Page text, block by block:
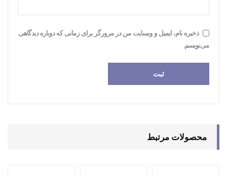
ذخیره نام، ایمیل و وبسایت من در مرورگر برای زمانی که دوباره دیدگاهی
می‌نویسم.
محصولات مرتبط